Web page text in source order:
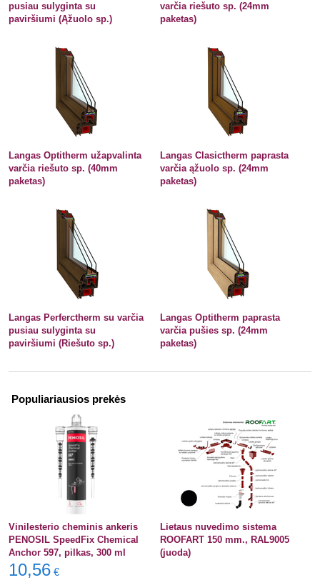
pusiau sulyginta su
paviršiumi (Ąžuolo sp.)
varčia riešuto sp. (24mm
paketas)
Langas Optitherm užapvalinta
varčia riešuto sp. (40mm
paketas)
Langas Clasictherm paprasta
varčia ąžuolo sp. (24mm
paketas)
Langas Perferctherm su varčia
pusiau sulyginta su
paviršiumi (Riešuto sp.)
Langas Optitherm paprasta
varčia pušies sp. (24mm
paketas)
Populiariausios prekės
Vinilesterio cheminis ankeris
PENOSIL SpeedFix Chemical
Anchor 597, pilkas, 300 ml
10,56 €
Lietaus nuvedimo sistema
ROOFART 150 mm., RAL9005
(juoda)